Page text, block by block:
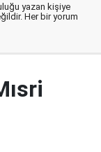
yazan kişiye
Her bir yorum